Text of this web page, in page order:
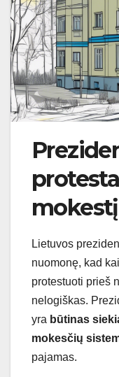
Lietuvos
nuomonę, kad
protestuoti prieš
nelogiškas.
yra būtinas
mokesčių
pajamas.